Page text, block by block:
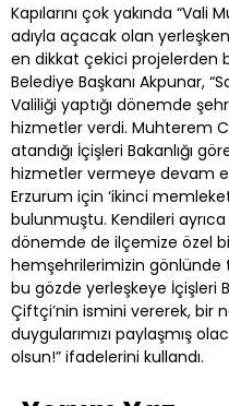
Kapılarını çok yakında
adıyla açacak olan
en dikkat çekici projelerden
Belediye Başkanı Akpunar,
Valiliği yaptığı dönemde
hizmetler verdi. Muhterem
atandığı İçişleri Bakanlığı
hizmetler vermeye devam
Erzurum için ‘ikinci
bulunmuştu. Kendileri ayrıca
dönemde de ilçemize özel
hemşehrilerimizin gönlünde
bu gözde yerleşkeye İçişleri
Çiftçi’nin ismini vererek, bir
duygularımızı paylaşmış
olsun!” ifadelerini kullandı.